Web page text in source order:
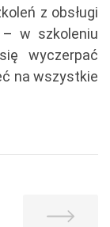
z obsługi
w szkoleniu
wyczerpać
na wszystkie